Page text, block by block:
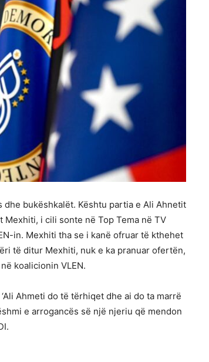
bukëshkalët. Kështu partia e Ali Ahnetit
i cili sonte në Top Tema në TV
in. Mexhiti tha se i kanë ofruar të kthehet
të ditur Mexhiti, nuk e ka pranuar ofertën,
koalicionin VLEN.
Ahmeti do të tërhiqet dhe ai do ta marrë
e arrogancës së një njeriu që mendon